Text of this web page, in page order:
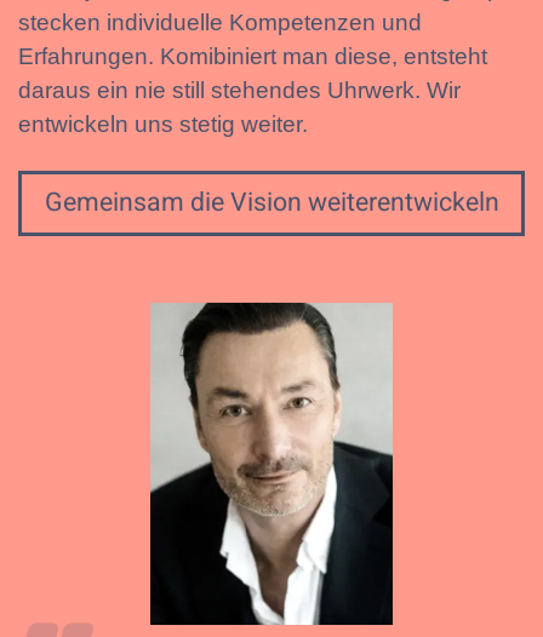
stecken individuelle Kompetenzen und
Erfahrungen. Komibiniert man diese, entsteht
daraus ein nie still stehendes Uhrwerk. Wir
entwickeln uns stetig weiter.
Gemeinsam die Vision weiterentwickeln